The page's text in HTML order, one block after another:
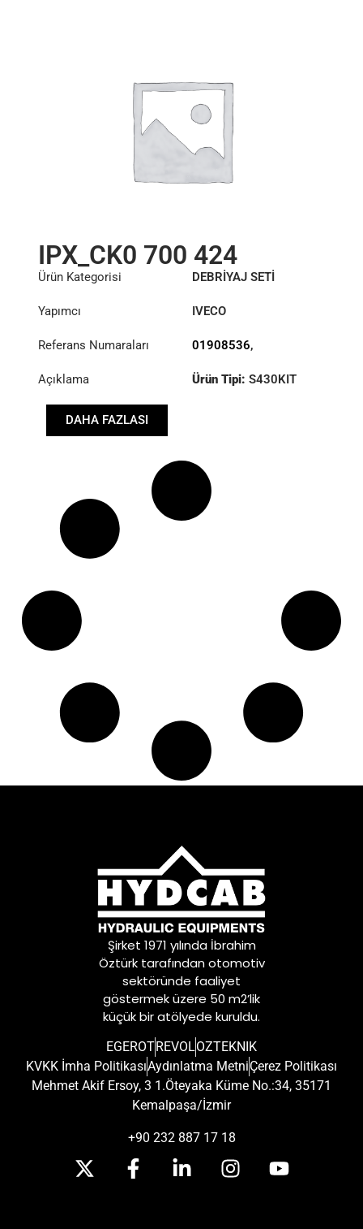
IPX_CK0 700 424
Ürün Kategorisi DEBRİYAJ SETİ
Yapımcı IVECO
Referans Numaraları 01908536,
Açıklama
Ürün Tipi: S430KIT
DAHA FAZLASI
Şirket 1971 yılında İbrahim
Öztürk tarafından otomotiv
sektöründe faaliyet
göstermek üzere 50 m2’lik
küçük bir atölyede kuruldu.
EGEROTREVOLOZTEKNIK
KVKK İmha PolitikasıAydınlatma MetniÇerez Politikası
Mehmet Akif Ersoy, 3 1.Öteyaka Küme No.:34, 35171
Kemalpaşa/İzmir
+90 232 887 17 18